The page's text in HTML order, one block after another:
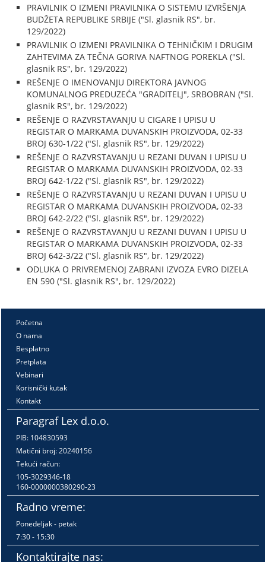
PRAVILNIK O IZMENI PRAVILNIKA O SISTEMU IZVRŠENJA
BUDŽETA REPUBLIKE SRBIJE ("Sl. glasnik RS", br.
129/2022)
PRAVILNIK O IZMENI PRAVILNIKA O TEHNIČKIM I DRUGIM
ZAHTEVIMA ZA TEČNA GORIVA NAFTNOG POREKLA ("Sl.
glasnik RS", br. 129/2022)
REŠENJE O IMENOVANJU DIREKTORA JAVNOG
KOMUNALNOG PREDUZEĆA "GRADITELJ", SRBOBRAN ("Sl.
glasnik RS", br. 129/2022)
REŠENJE O RAZVRSTAVANJU U CIGARE I UPISU U
REGISTAR O MARKAMA DUVANSKIH PROIZVODA, 02-33
BROJ 630-1/22 ("Sl. glasnik RS", br. 129/2022)
REŠENJE O RAZVRSTAVANJU U REZANI DUVAN I UPISU U
REGISTAR O MARKAMA DUVANSKIH PROIZVODA, 02-33
BROJ 642-1/22 ("Sl. glasnik RS", br. 129/2022)
REŠENJE O RAZVRSTAVANJU U REZANI DUVAN I UPISU U
REGISTAR O MARKAMA DUVANSKIH PROIZVODA, 02-33
BROJ 642-2/22 ("Sl. glasnik RS", br. 129/2022)
REŠENJE O RAZVRSTAVANJU U REZANI DUVAN I UPISU U
REGISTAR O MARKAMA DUVANSKIH PROIZVODA, 02-33
BROJ 642-3/22 ("Sl. glasnik RS", br. 129/2022)
ODLUKA O PRIVREMENOJ ZABRANI IZVOZA EVRO DIZELA
EN 590 ("Sl. glasnik RS", br. 129/2022)
Početna
O nama
Besplatno
Pretplata
Vebinari
Korisnički kutak
Kontakt
Paragraf Lex d.o.o.
PIB: 104830593
Matični broj: 20240156
Tekući račun:
105-3029346-18
160-0000000380290-23
Radno vreme:
Ponedeljak - petak
7:30 - 15:30
Kontaktirajte nas: